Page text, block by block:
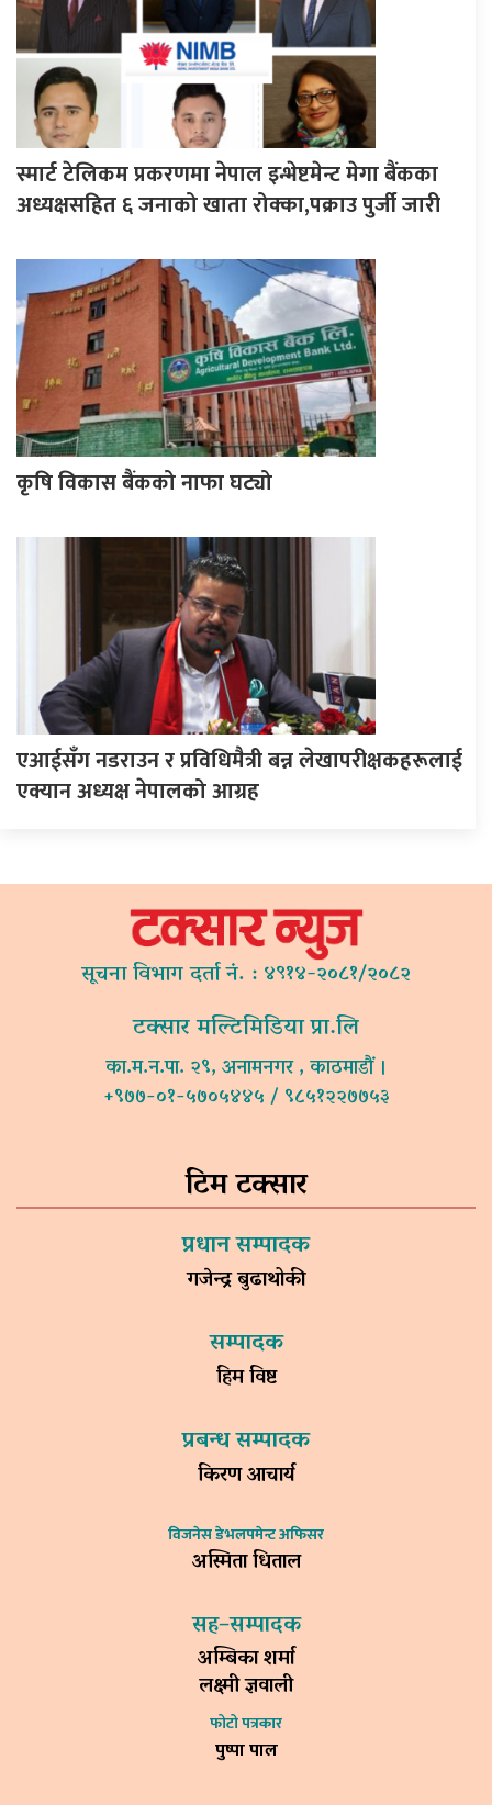
स्मार्ट टेलिकम प्रकरणमा नेपाल इन्भेष्टमेन्ट मेगा बैंकका
अध्यक्षसहित ६ जनाको खाता रोक्का,पक्राउ पुर्जी जारी
कृषि विकास बैंकको नाफा घट्यो
एआईसँग नडराउन र प्रविधिमैत्री बन्न लेखापरीक्षकहरूलाई
एक्यान अध्यक्ष नेपालको आग्रह
सूचना विभाग दर्ता नं. : ४९१४-२०८१/२०८२
टक्सार मल्टिमिडिया प्रा.लि
का.म.न.पा. २९, अनामनगर , काठमाडौं ।
+९७७-०१-५७०५४४५ / ९८५१२२७७५३
टिम टक्सार
प्रधान सम्पादक
गजेन्द्र बुढाथोकी
सम्पादक
हिम विष्ट
प्रबन्ध सम्पादक
किरण आचार्य
विजनेस डेभलपमेन्ट अफिसर
अस्मिता धिताल
सह–सम्पादक
अम्बिका शर्मा
लक्ष्मी ज्ञवाली
फोटो पत्रकार
पुष्पा पाल